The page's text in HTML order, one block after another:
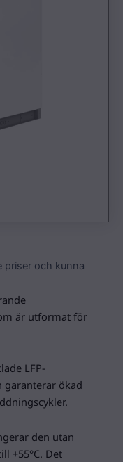
priser och kunna
är utformat för
LFP-
garanterar ökad
den utan
+55°C. Det